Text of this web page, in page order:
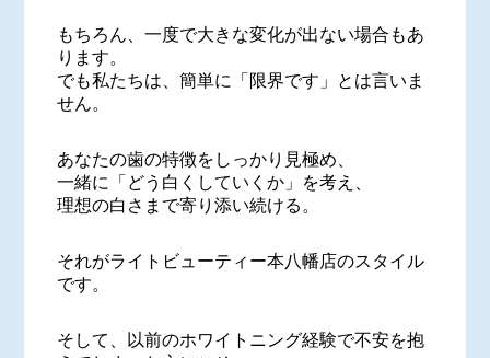
もちろん、一度で大きな変化が出ない場合もあ
ります。
でも私たちは、簡単に「限界です」とは言いま
せん。
あなたの歯の特徴をしっかり見極め、
一緒に「どう白くしていくか」を考え、
理想の白さまで寄り添い続ける。
それがライトビューティー本八幡店のスタイル
です。
そして、以前のホワイトニング経験で不安を抱